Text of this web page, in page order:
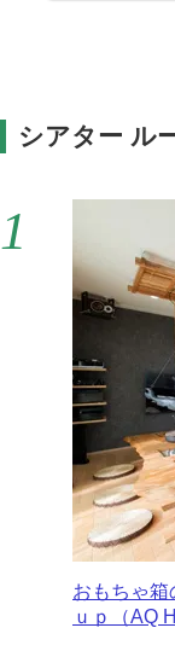
シアター ル
おもちゃ箱
ｕｐ（AQ